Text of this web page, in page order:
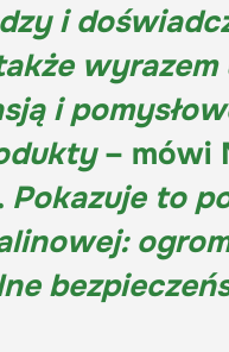
i
wyrazem
i
– mówi
Pokazuje to